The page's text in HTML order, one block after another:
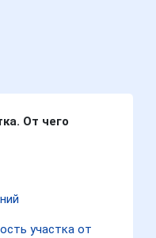
От чего
участка от